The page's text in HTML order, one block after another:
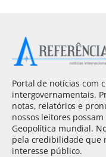
Portal de notícias com
intergovernamentais.
notas, relatórios e
nossos leitores
Geopolítica mundial.
pela credibilidade que
interesse público.